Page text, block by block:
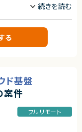
マネージャーとして以
る
ド基盤
案件
フルリモート